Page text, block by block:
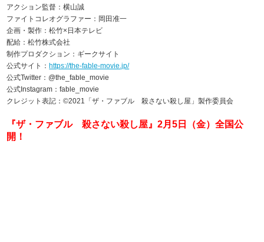
アクション監督：横山誠
ファイトコレオグラファー：岡田准一
企画・製作：松竹×日本テレビ
配給：松竹株式会社
制作プロダクション：ギークサイト
公式サイト：https://the-fable-movie.jp/
公式Twitter：@the_fable_movie
公式Instagram：fable_movie
クレジット表記：©2021「ザ・ファブル 殺さない殺し屋」製作委員会
『ザ・ファブル 殺さない殺し屋』2月5日（金）全国公
開！